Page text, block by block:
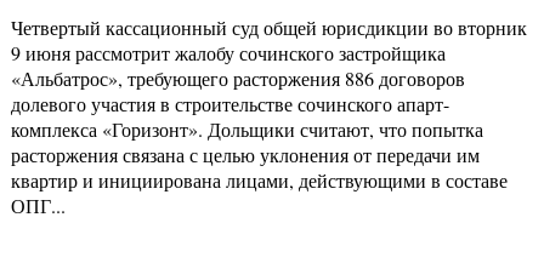
Четвертый кассационный суд общей юрисдикции во вторник
9 июня рассмотрит жалобу сочинского застройщика
«Альбатрос», требующего расторжения 886 договоров
долевого участия в строительстве сочинского апарт-
комплекса «Горизонт». Дольщики считают, что попытка
расторжения связана с целью уклонения от передачи им
квартир и инициирована лицами, действующими в составе
ОПГ...